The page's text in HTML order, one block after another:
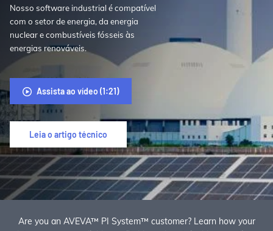
Nosso software industrial é compatível
com o setor de energia, da energia
nuclear e combustíveis fósseis às
energias renováveis.
Assista ao vídeo (1:21)
Leia o artigo técnico
Are you an AVEVA™ PI System™ customer? Learn how your